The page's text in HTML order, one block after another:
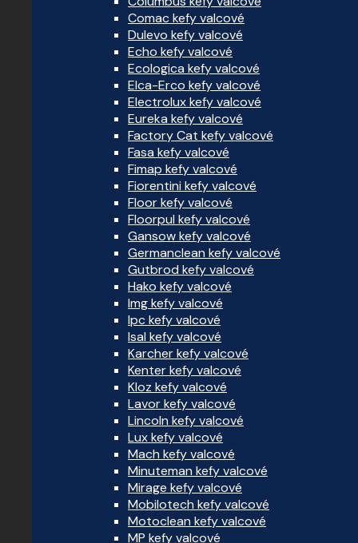
Comac kefy valcové
Dulevo kefy valcové
Echo kefy valcové
Ecologica kefy valcové
Elca-Erco kefy valcové
Electrolux kefy valcové
Eureka kefy valcové
Factory Cat kefy valcové
Fasa kefy valcové
Fimap kefy valcové
Fiorentini kefy valcové
Floor kefy valcové
Floorpul kefy valcové
Gansow kefy valcové
Germanclean kefy valcové
Gutbrod kefy valcové
Hako kefy valcové
Img kefy valcové
Ipc kefy valcové
Isal kefy valcové
Karcher kefy valcové
Kenter kefy valcové
Kloz kefy valcové
Lavor kefy valcové
Lincoln kefy valcové
Lux kefy valcové
Mach kefy valcové
Minuteman kefy valcové
Mirage kefy valcové
Mobilotech kefy valcové
Motoclean kefy valcové
MP kefy valcové